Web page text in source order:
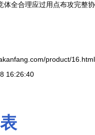
体全合理应过用点布攻完整协
product/16.html
16:26:40